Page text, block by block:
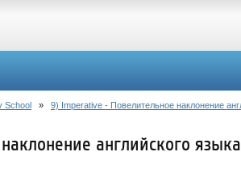
School » 9) Imperative - Повелительное наклонение
английского языка